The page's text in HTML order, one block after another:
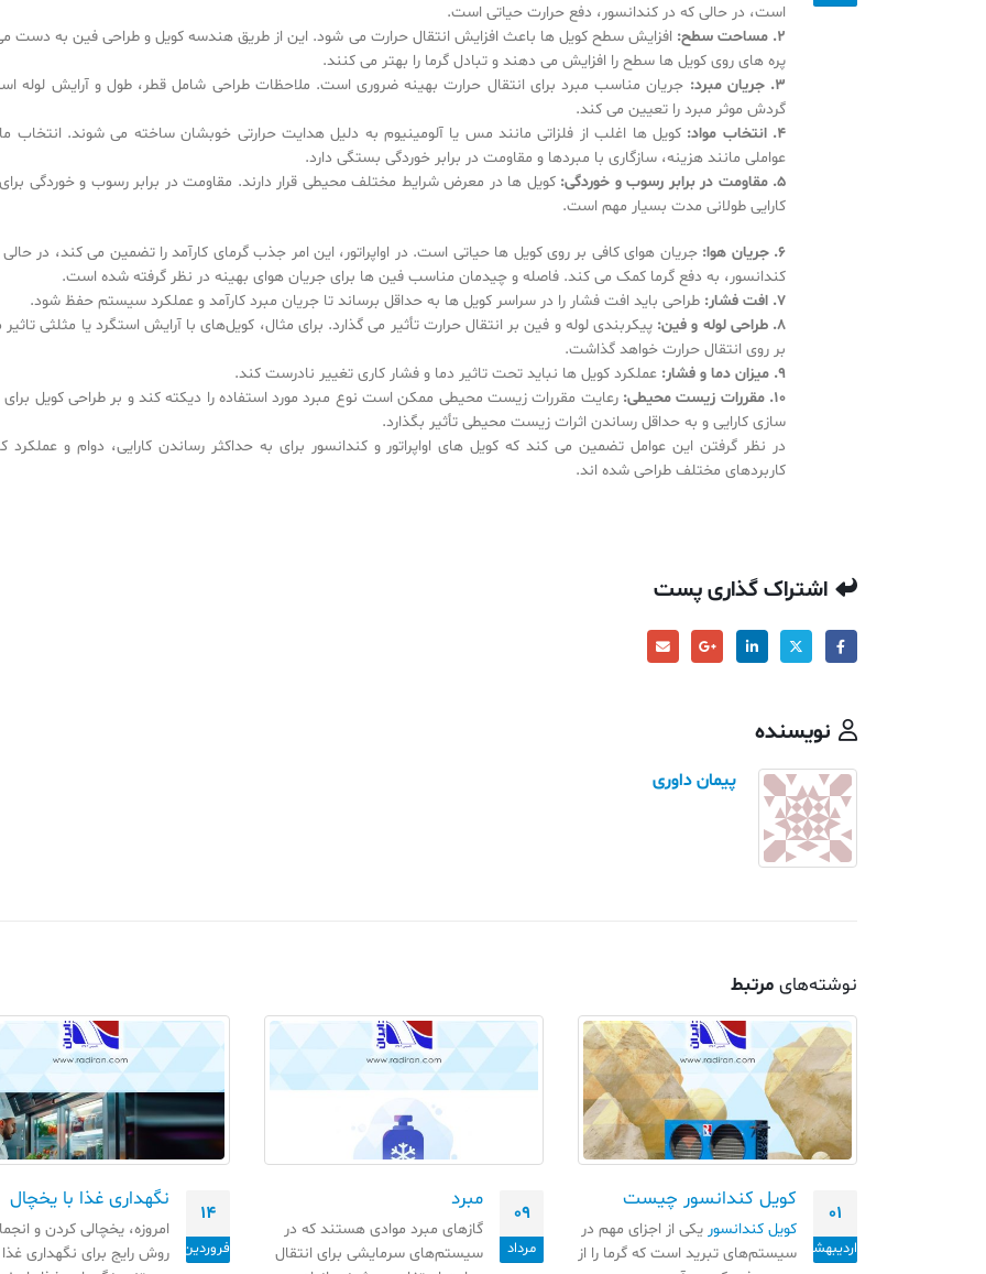
است، در حالی که در کندانسور، دفع حرارت حیاتی است.
2. مساحت سطح:
افزایش سطح کویل ها باعث افزایش انتقال حرارت می شود. این از طریق هندسه کویل و طراحی فین به دست
پره های روی کویل ها سطح را افزایش می دهند و تبادل گرما را بهتر می کنند.
3. جریان مبرد:
جریان مناسب مبرد برای انتقال حرارت بهینه ضروری است. ملاحظات طراحی شامل قطر، طول و آرایش لوله
گردش موثر مبرد را تعیین می کند.
4. انتخاب مواد:
کویل ها اغلب از فلزاتی مانند مس یا آلومینیوم به دلیل هدایت حرارتی خوبشان ساخته می شوند. انتخاب
عواملی مانند هزینه، سازگاری با مبردها و مقاومت در برابر خوردگی بستگی دارد.
5. مقاومت در برابر رسوب و خوردگی:
کویل ها در معرض شرایط مختلف محیطی قرار دارند. مقاومت در برابر رسوب و خوردگی
کارایی طولانی مدت بسیار مهم است.
6. جریان هوا:
جریان هوای کافی بر روی کویل ها حیاتی است. در اواپراتور، این امر جذب گرمای کارآمد را تضمین می کند، در حالی
کندانسور، به دفع گرما کمک می کند. فاصله و چیدمان مناسب فین ها برای جریان هوای بهینه در نظر گرفته شده است.
7. افت فشار:
طراحی باید افت فشار را در سراسر کویل ها به حداقل برساند تا جریان مبرد کارآمد و عملکرد سیستم حفظ شود.
8. طراحی لوله و فین:
پیکربندی لوله و فین بر انتقال حرارت تأثیر می گذارد. برای مثال، کویل‌های با آرایش استگرد یا مثلثی
بر روی انتقال حرارت خواهد گذاشت.
9. میزان دما و فشار:
عملکرد کویل ها نباید تحت تاثیر دما و فشار کاری تغییر نادرست کند.
10. مقررات زیست محیطی:
رعایت مقررات زیست محیطی ممکن است نوع مبرد مورد استفاده را دیکته کند و بر طراحی کویل برای
سازی کارایی و به حداقل رساندن اثرات زیست محیطی تأثیر بگذارد.
در نظر گرفتن این عوامل تضمین می کند که کویل های اواپراتور و کندانسور برای به حداکثر رساندن کارایی، دوام و عملکرد
کاربردهای مختلف طراحی شده اند.
اشتراک گذاری پست
نویسنده
پیمان داوری
نوشته‌های مرتبط
01
اردیبهشت
کویل کندانسور چیست
کویل کندانسور یکی از اجزای مهم در
سیستم‌های تبرید است که گرما را از
09
مرداد
مبرد
گازهای مبرد موادی هستند که در
سیستم‌های سرمایشی برای انتقال
14
فروردین
نگهداری غذا با یخچال
امروزه، یخچالی کردن و
روش رایج برای نگهداری غذا
چرا در کویل فین‌تیوب بهتر است
از لوله مسی استفاده شود؟
تیر 24, 1405
کویل پره
خرداد 25, 1405